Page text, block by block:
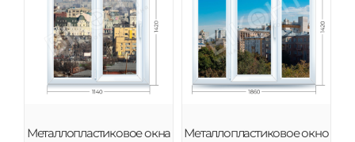
Металлопластиковое окна
Металлопластиковое окно